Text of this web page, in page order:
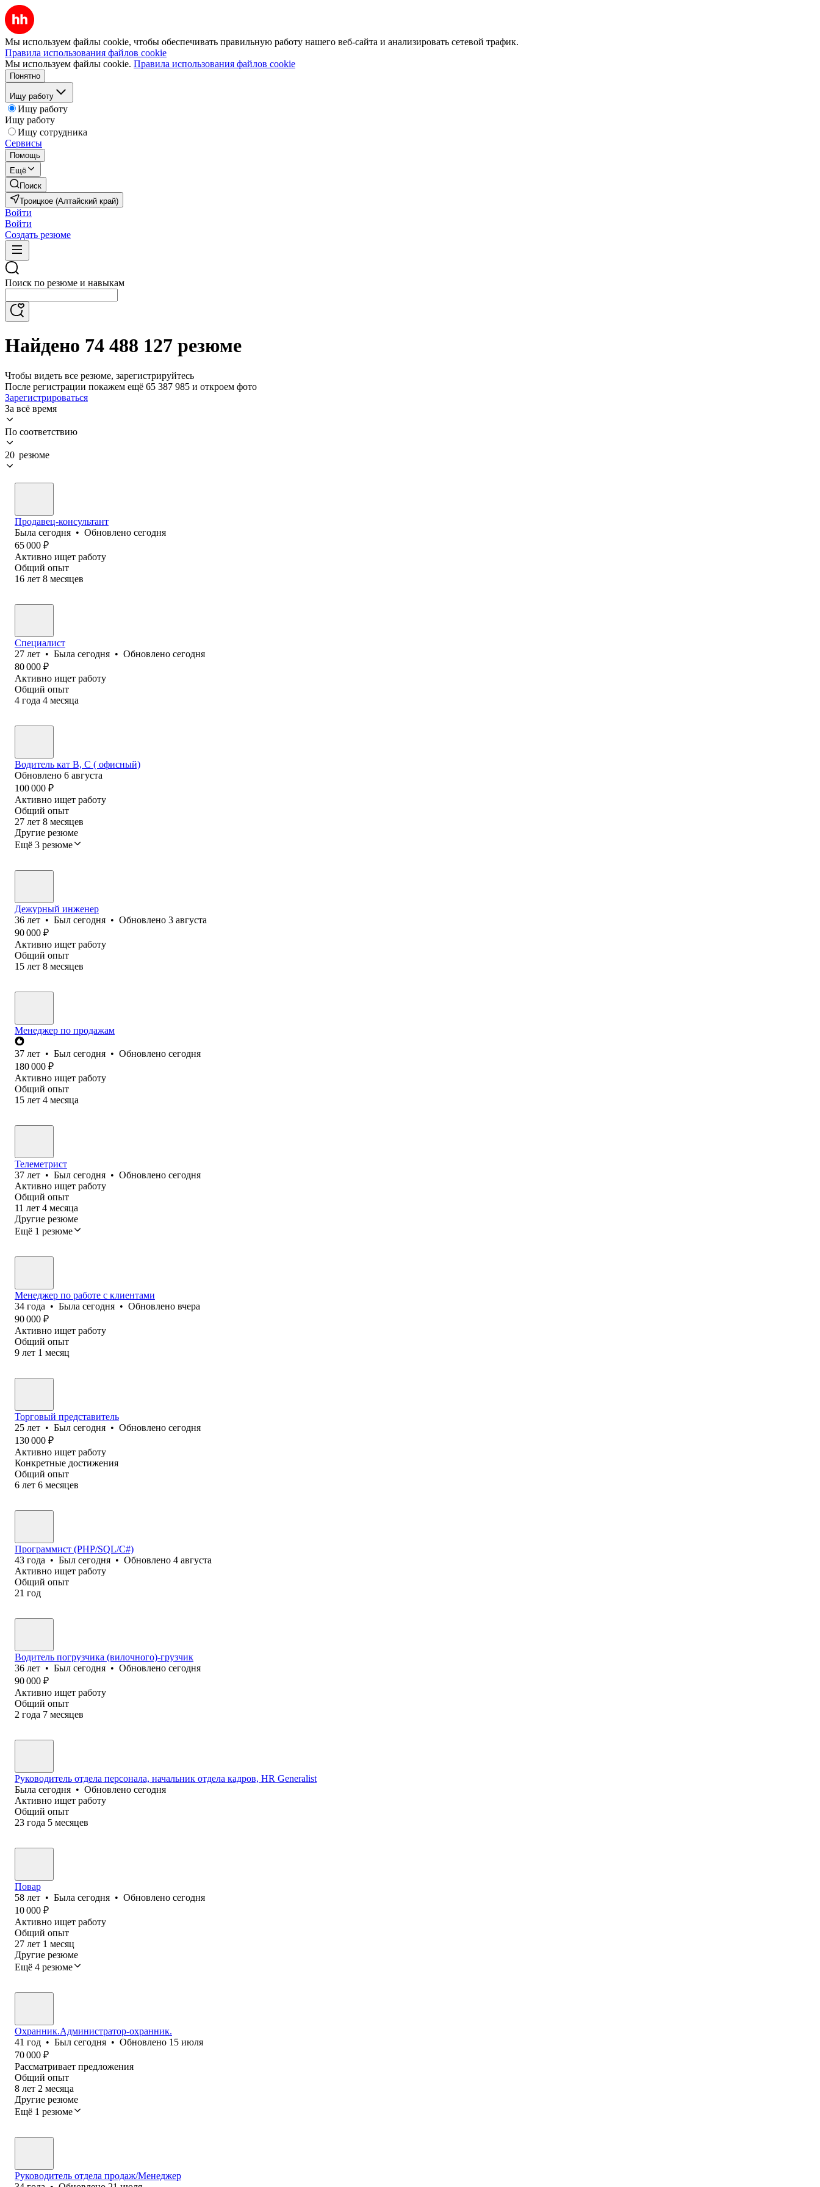
Мы используем файлы cookie, чтобы обеспечивать правильную работу нашего веб-сайта и анализировать сетевой трафик.
Правила использования файлов cookie
Мы используем файлы cookie. Правила использования файлов cookie
Понятно
Ищу работу
Ищу работу
Ищу работу
Ищу сотрудника
Сервисы
Помощь
Ещё
Поиск
Троицкое (Алтайский край)
Войти
Войти
Создать резюме
Поиск по резюме и навыкам
Найдено 74 488 127 резюме
Чтобы видеть все резюме, зарегистрируйтесь
После регистрации покажем ещё 65 387 985 и откроем фото
Зарегистрироваться
За всё время
По соответствию
20 резюме
Продавец-консультант
Была сегодня • Обновлено сегодня
65 000 ₽
Активно ищет работу
Общий опыт
16 лет 8 месяцев
Специалист
27 лет • Была сегодня • Обновлено сегодня
80 000 ₽
Активно ищет работу
Общий опыт
4 года 4 месяца
Водитель кат В, С ( офисный)
Обновлено 6 августа
100 000 ₽
Активно ищет работу
Общий опыт
27 лет 8 месяцев
Другие резюме
Ещё 3 резюме
Дежурный инженер
36 лет • Был сегодня • Обновлено 3 августа
90 000 ₽
Активно ищет работу
Общий опыт
15 лет 8 месяцев
Менеджер по продажам
37 лет • Был сегодня • Обновлено сегодня
180 000 ₽
Активно ищет работу
Общий опыт
15 лет 4 месяца
Телеметрист
37 лет • Был сегодня • Обновлено сегодня
Активно ищет работу
Общий опыт
11 лет 4 месяца
Другие резюме
Ещё 1 резюме
Менеджер по работе с клиентами
34 года • Была сегодня • Обновлено вчера
90 000 ₽
Активно ищет работу
Общий опыт
9 лет 1 месяц
Торговый представитель
25 лет • Был сегодня • Обновлено сегодня
130 000 ₽
Активно ищет работу
Конкретные достижения
Общий опыт
6 лет 6 месяцев
Программист (PHP/SQL/C#)
43 года • Был сегодня • Обновлено 4 августа
Активно ищет работу
Общий опыт
21 год
Водитель погрузчика (вилочного)-грузчик
36 лет • Был сегодня • Обновлено сегодня
90 000 ₽
Активно ищет работу
Общий опыт
2 года 7 месяцев
Руководитель отдела персонала, начальник отдела кадров, HR Generalist
Была сегодня • Обновлено сегодня
Активно ищет работу
Общий опыт
23 года 5 месяцев
Повар
58 лет • Была сегодня • Обновлено сегодня
10 000 ₽
Активно ищет работу
Общий опыт
27 лет 1 месяц
Другие резюме
Ещё 4 резюме
Охранник.Администратор-охранник.
41 год • Был сегодня • Обновлено 15 июля
70 000 ₽
Рассматривает предложения
Общий опыт
8 лет 2 месяца
Другие резюме
Ещё 1 резюме
Руководитель отдела продаж/Менеджер